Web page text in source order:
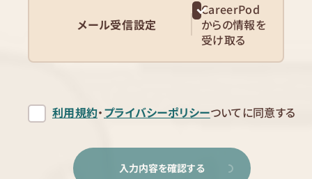
メール受信設定
CareerPod
からの情報を
受け取る
利用規約・プライバシーポリシーついてに同意する
入力内容を確認する